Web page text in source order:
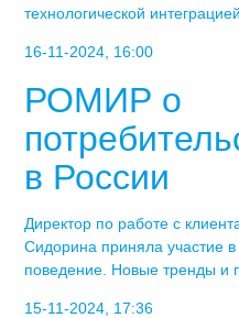
технологической интеграцией.
16-11-2024, 16:00
РОМИР о
в России
Директор по работе с
Сидорина приняла участие
поведение. Новые тренды и
15-11-2024, 17:36